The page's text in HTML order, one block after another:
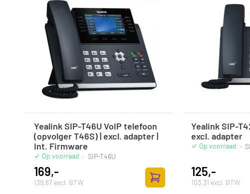
Yealink SIP-T46U VoIP telefoon
(opvolger T46S) | excl. adapter |
Int. Firmware
Op voorraad · SIP-T46U
169,-
139,67 excl. BTW
Zum Warenkorb hinzufügen
Yealink SIP-
excl. adapter
Op voorraad ·
125,-
103,31 excl. BTW